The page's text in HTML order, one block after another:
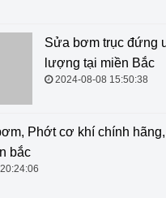
đứng uy tín, chất lượng
Phớt máy bơm,